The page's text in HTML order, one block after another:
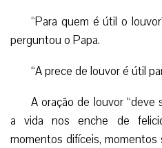
“Para quem é útil o
perguntou o Papa.
“A prece de louvor é útil
A oração de louvor “deve
a vida nos enche de
momentos difíceis,